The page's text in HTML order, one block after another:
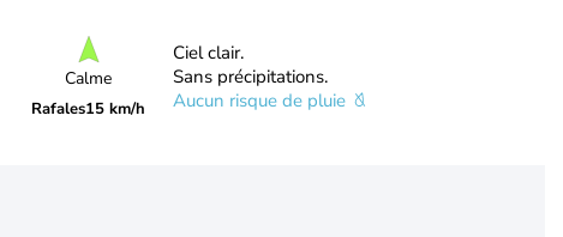
Calme
Rafales15 km/h
Ciel clair.
Sans précipitations.
Aucun risque de pluie